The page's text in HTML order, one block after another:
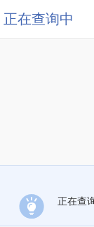
正在查询中
正在查